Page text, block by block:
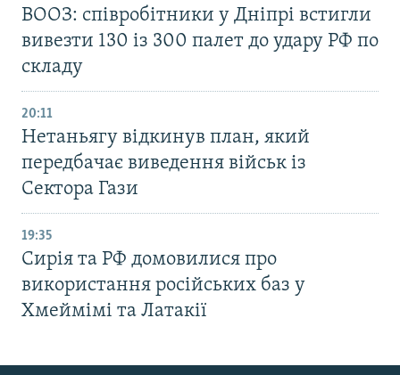
ВООЗ: співробітники у Дніпрі встигли
вивезти 130 із 300 палет до удару РФ по
складу
20:11
Нетаньягу відкинув план, який
передбачає виведення військ із
Сектора Гази
19:35
Сирія та РФ домовилися про
використання російських баз у
Хмеймімі та Латакії